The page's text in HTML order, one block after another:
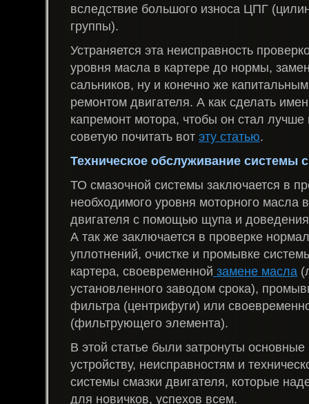
вследствие большого износа ЦПГ
группы).
Устраняется эта неисправность
уровня масла в картере до нормы,
сальников, ну и конечно же капитальным
ремонтом двигателя. А как сделать
капремонт мотора, чтобы он стал лучше
советую почитать вот эту статью.
Техническое обслуживание системы
ТО смазочной системы заключается в
необходимого уровня моторного масла
двигателя с помощью щупа и
А так же заключается в проверке
уплотнений, очистке и промывке
картера, своевременной замене масла
установленного заводом срока),
фильтра (центрифуги) или
(фильтрующего элемента).
В этой статье были затронуты
устройству, неисправностям и
системы смазки двигателя, которые
для новичков, успехов всем.